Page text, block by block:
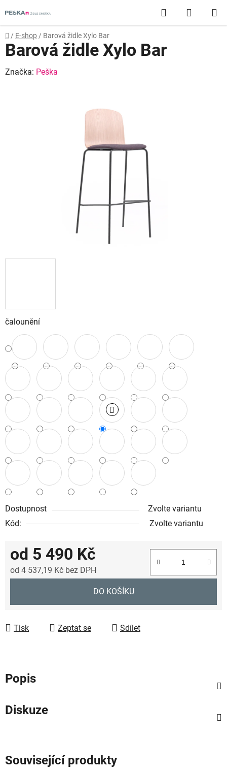
na
obsah
Hledat
KOŠÍK
Domů
/ E-shop / Barová židle Xylo Bar
čalounění
Dostupnost
Zvolte variantu
Kód:
Zvolte variantu
od 5 490 Kč
od 4 537,19 Kč bez DPH
DO KOŠÍKU
Tisk Zeptat se Sdílet
Barová židle Xylo Bar
Značka: Peška
Popis
Diskuze
Související produkty